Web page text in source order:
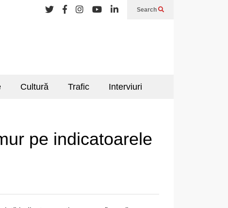
Search
Cultură Trafic Interviuri
pe indicatoarele